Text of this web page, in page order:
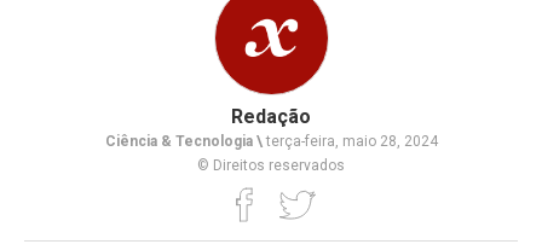
Redação
Ciência & Tecnologia \terça-feira, maio 28, 2024
© Direitos reservados